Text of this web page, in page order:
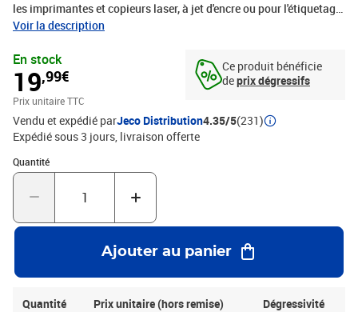
les imprimantes et copieurs laser, à jet d'encre ou pour l'étiquetage
à la main. La planéité supérieure et le bord de sécurité tout autour
d'adhésif. Fait de papier blanchi sans chlore avec adhésif sans
solvant. Idéal pour l'étiquetage ou l'étiquetage de produits, pour
l'adressage et l'envoi, le tri et l’archivage. Plusieurs formats
disponibles. Compatible logiciels (Herma, Agipa, Otto...) 32
étiquettes par feuille.- Format : 51 x 34 1 mm. - Qualité 136 gr -
Format feuille : A4 - 210 x 297 mm
Voir la description
En stock
19,99€
Prix unitaire TTC
Vendu et expédié parJeco Distribution4.35/5(231)
Expédié sous 3 jours livraison offerte
Ce produit bénéficie
deprix dégressifs
Quantité
Quantité : 1
Ajouter au panier
Quantité Prix unitaire (hors remise) Dégressivité